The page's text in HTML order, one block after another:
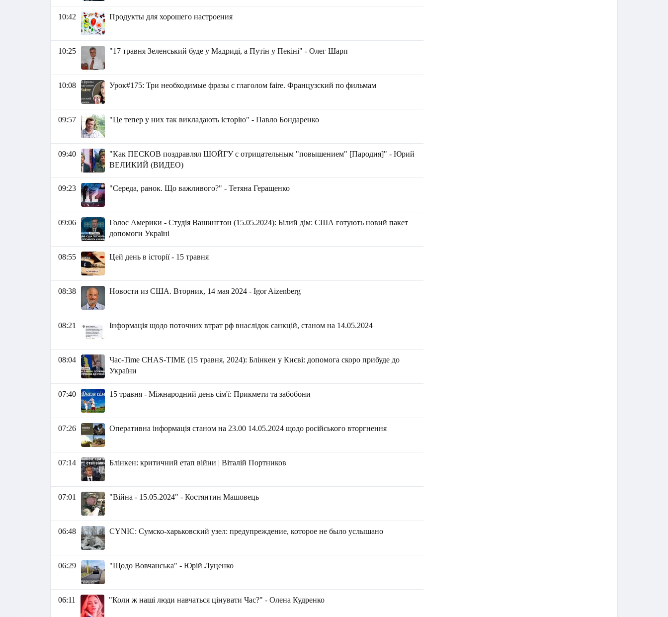
10:42 Продукты для хорошего настроения
10:25 "17 травня Зеленський буде у Мадриді, а Путін у Пекіні" - Олег Шарп
10:08 Урок#175: Три необходимые фразы с глаголом faire. Французский по фильмам
09:57 "Це тепер у них так викладають історію" - Павло Бондаренко
09:40
"Как ПЕСКОВ поздравлял ШОЙГУ с отрицательным "повышением" [Пародия]" - Юрий
ВЕЛИКИЙ (ВИДЕО)
09:23 "Середа, ранок. Що важливого?" - Тетяна Геращенко
09:06
Голос Америки - Студія Вашингтон (15.05.2024): Білий дім: США готують новий пакет
допомоги Україні
08:55 Цей день в історії - 15 травня
08:38 Новости из США. Вторник, 14 мая 2024 - Igor Aizenberg
08:21 Інформація щодо поточних втрат рф внаслідок санкцій, станом на 14.05.2024
08:04
Час-Time CHAS-TIME (15 травня, 2024): Блінкен у Києві: допомога скоро прибуде до
України
07:40 15 травня - Міжнародний день сім'ї: Прикмети та забобони
07:26 Оперативна інформація станом на 23.00 14.05.2024 щодо російського вторгнення
07:14 Блінкен: критичний етап війни | Віталій Портников
07:01 "Війна - 15.05.2024" - Костянтин Машовець
06:48 СYNIC: Сумско-харьковский узел: предупреждение, которое не было услышано
06:29 "Щодо Вовчанська" - Юрій Луценко
06:11 "Коли ж наші люди навчаться цінувати Час?" - Олена Кудренко